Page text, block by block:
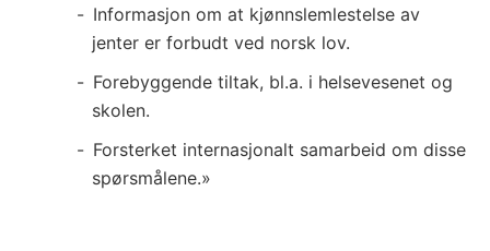
Informasjon om at kjønnslemlestelse av
jenter er forbudt ved norsk lov.
Forebyggende tiltak, bl.a. i helsevesenet og
skolen.
Forsterket internasjonalt samarbeid om disse
spørsmålene.»